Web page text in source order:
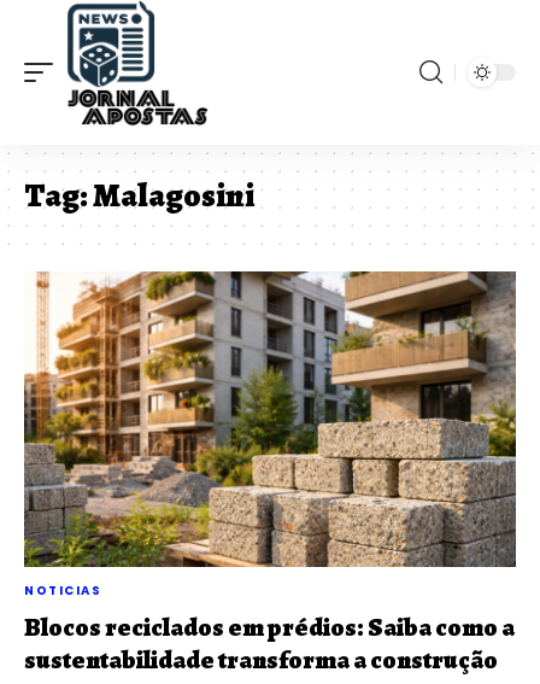
Tag:Malagosini
NOTICIAS
Blocos reciclados em prédios: Saiba como a
sustentabilidade transforma a construção